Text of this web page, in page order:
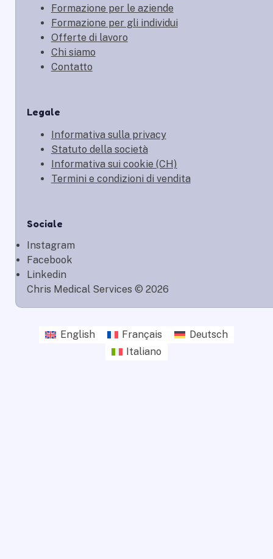
Formazione per le aziende
Formazione per gli individui
Offerte di lavoro
Chi siamo
Contatto
Legale
Informativa sulla privacy
Statuto della società
Informativa sui cookie (CH)
Termini e condizioni di vendita
Sociale
Instagram
Facebook
Linkedin
Chris Medical Services © 2026
English Français
Deutsch
Italiano